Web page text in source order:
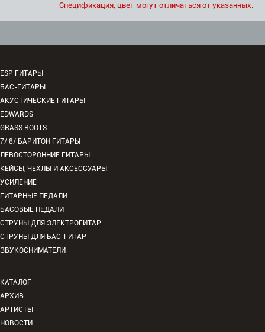
Спецификация, цвет могут отличаться от указанных.
ESP ГИТАРЫ
БАС-ГИТАРЫ
АКУСТИЧЕСКИЕ ГИТАРЫ
EDWARDS
GRASS ROOTS
7/ 8/ БАРИТОН ГИТАРЫ
ЛЕВОСТОРОННИЕ ГИТАРЫ
КЕЙСЫ, ЧЕХЛЫ И АКСЕССУАРЫ
УСИЛЕНИЕ
ГИТАРНЫЕ ПЕДАЛИ
БАСОВЫЕ ПЕДАЛИ
СТРУНЫ ДЛЯ ЭЛЕКТРОГИТАР
СТРУНЫ ДЛЯ БАС-ГИТАР
ЗВУКОСНИМАТЕЛИ
КАТАЛОГ
АРХИВ
АРТИСТЫ
НОВОСТИ